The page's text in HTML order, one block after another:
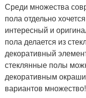
Среди множества
пола отдельно
интересный и
пола делается из
декоративный
стеклянные полы
декоративным
вариантов множество!